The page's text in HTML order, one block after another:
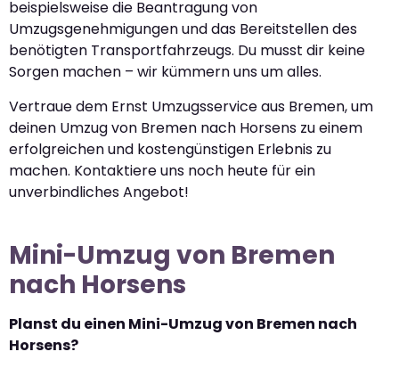
beispielsweise die Beantragung von
Umzugsgenehmigungen und das Bereitstellen des
benötigten Transportfahrzeugs. Du musst dir keine
Sorgen machen – wir kümmern uns um alles.
Vertraue dem Ernst Umzugsservice aus Bremen, um
deinen Umzug von Bremen nach Horsens zu einem
erfolgreichen und kostengünstigen Erlebnis zu
machen. Kontaktiere uns noch heute für ein
unverbindliches Angebot!
Mini-Umzug von Bremen
nach Horsens
Planst du einen Mini-Umzug von Bremen nach
Horsens?